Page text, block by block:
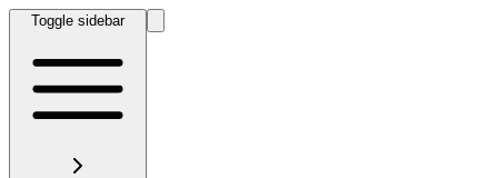
Toggle sidebar